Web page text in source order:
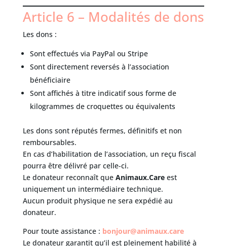
Article 6 – Modalités de dons
Les dons :
Sont effectués via PayPal ou Stripe
Sont directement reversés à l’association
bénéficiaire
Sont affichés à titre indicatif sous forme de
kilogrammes de croquettes ou équivalents
Les dons sont réputés fermes, définitifs et non
remboursables.
En cas d’habilitation de l’association, un reçu fiscal
pourra être délivré par celle-ci.
Le donateur reconnaît que Animaux.Careest
uniquement un intermédiaire technique.
Aucun produit physique ne sera expédié au
donateur.
Pour toute assistance : bonjour@animaux.care
Le donateur garantit qu’il est pleinement habilité à